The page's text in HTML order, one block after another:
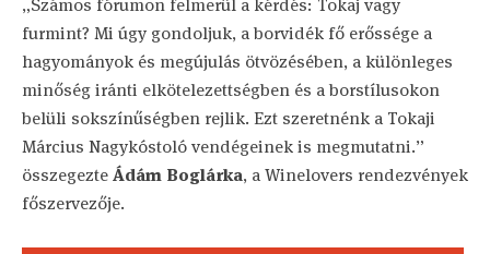
„Számos fórumon felmerül a kérdés: Tokaj vagy
furmint? Mi úgy gondoljuk, a borvidék fő erőssége a
hagyományok és megújulás ötvözésében, a különleges
minőség iránti elkötelezettségben és a borstílusokon
belüli sokszínűségben rejlik. Ezt szeretnénk a Tokaji
Március Nagykóstoló vendégeinek is megmutatni.”
összegezteÁdám Boglárka, a Winelovers rendezvények
főszervezője.